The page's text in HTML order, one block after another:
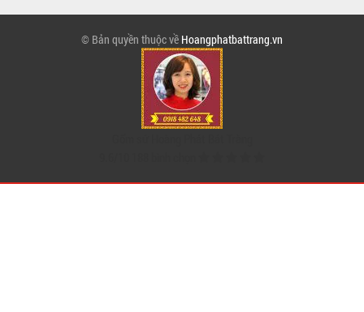
© Bản quyền thuộc về Hoangphatbattrang.vn